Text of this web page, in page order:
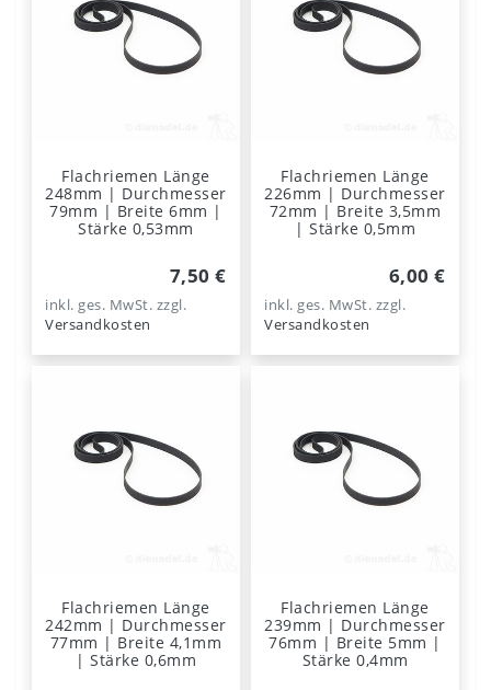
Flachriemen Länge
248mm | Durchmesser
79mm | Breite 6mm |
Stärke 0,53mm
7,50 €
inkl. ges. MwSt. zzgl.
Versandkosten
Flachriemen Länge
226mm | Durchmesser
72mm | Breite 3,5mm
| Stärke 0,5mm
6,00 €
inkl. ges. MwSt. zzgl.
Versandkosten
Flachriemen Länge
242mm | Durchmesser
77mm | Breite 4,1mm
| Stärke 0,6mm
Flachriemen Länge
239mm | Durchmesser
76mm | Breite 5mm |
Stärke 0,4mm